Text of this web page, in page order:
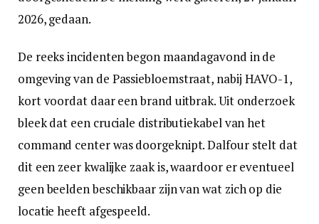
2026, gedaan.
De reeks incidenten begon maandagavond in de
omgeving van de Passiebloemstraat, nabij HAVO-1,
kort voordat daar een brand uitbrak. Uit onderzoek
bleek dat een cruciale distributiekabel van het
command center was doorgeknipt. Dalfour stelt dat
dit een zeer kwalijke zaak is, waardoor er eventueel
geen beelden beschikbaar zijn van wat zich op die
locatie heeft afgespeeld.